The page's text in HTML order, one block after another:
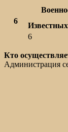
6
Известных
6
Кто
Администрация